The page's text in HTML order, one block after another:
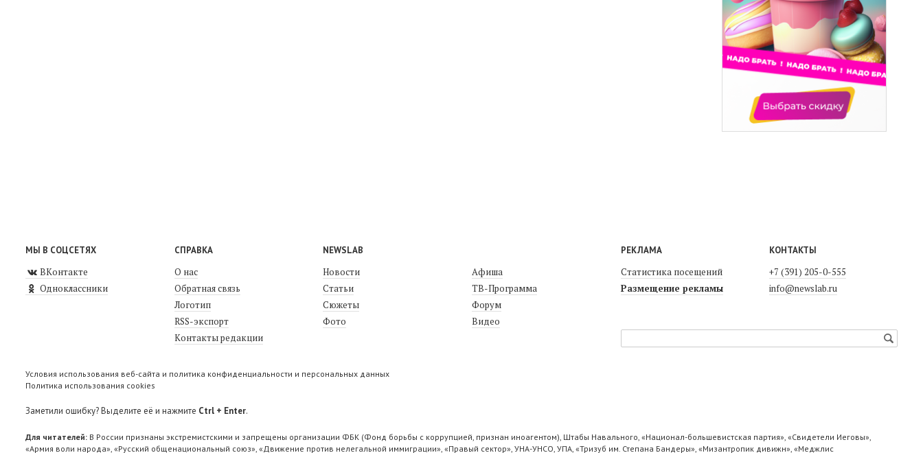
МЫ В СОЦСЕТЯХ
ВКонтакте
Одноклассники
СПРАВКА
О нас
Обратная связь
Логотип
RSS-экспорт
Контакты редакции
NEWSLAB
Новости
Статьи
Сюжеты
Фото
Афиша
ТВ-Программа
Форум
Видео
РЕКЛАМА
Статистика посещений
Размещение рекламы
КОНТАКТЫ
+7 (391) 205-0-555
info@newslab.ru
Условия использования веб-сайта и политика конфиденциальности и персональных данных
Политика использования cookies
Заметили ошибку? Выделите её и нажмите Ctrl + Enter.
Для читателей: В России признаны экстремистскими и запрещены организации ФБК (Фонд борьбы с коррупцией, признан иноагентом), Штабы Навального, «Национал-большевистская партия», «Свидетели Иеговы»,
«Армия воли народа», «Русский общенациональный союз», «Движение против нелегальной иммиграции», «Правый сектор», УНА-УНСО, УПА, «Тризуб им. Степана Бандеры», «Мизантропик дивижн», «Меджлис